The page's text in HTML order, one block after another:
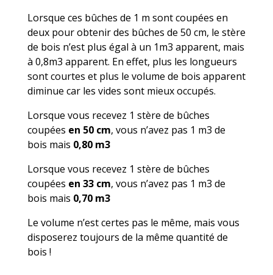
Lorsque ces bûches de 1 m sont coupées en
deux pour obtenir des bûches de 50 cm, le stère
de bois n’est plus égal à un 1m3 apparent, mais
à 0,8m3 apparent. En effet, plus les longueurs
sont courtes et plus le volume de bois apparent
diminue car les vides sont mieux occupés.
Lorsque vous recevez 1 stère de bûches
coupées en 50 cm, vous n’avez pas 1 m3 de
bois mais 0,80 m3
Lorsque vous recevez 1 stère de bûches
coupées en 33 cm, vous n’avez pas 1 m3 de
bois mais 0,70 m3
Le volume n’est certes pas le même, mais vous
disposerez toujours de la même quantité de
bois !